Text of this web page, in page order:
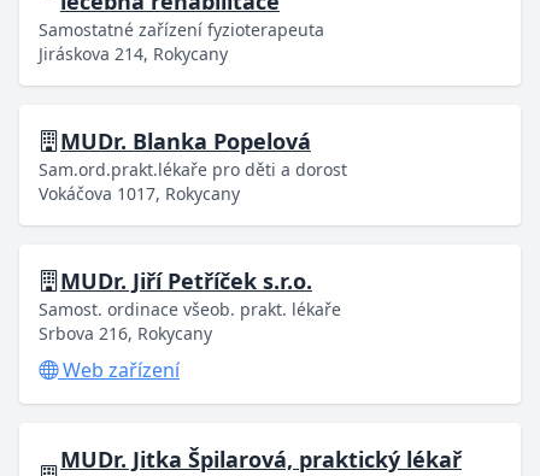
Samostatné zařízení fyzioterapeuta
Jiráskova 214, Rokycany
MUDr. Blanka Popelová
Sam.ord.prakt.lékaře pro děti a dorost
Vokáčova 1017, Rokycany
MUDr. Jiří Petříček s.r.o.
Samost. ordinace všeob. prakt. lékaře
Srbova 216, Rokycany
Web zařízení
MUDr. Jitka Špilarová, praktický lékař